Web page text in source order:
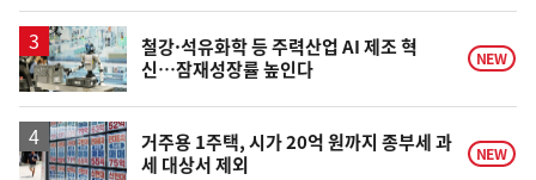
철강·석유화학 등 주력산업 AI 제조 혁
신…잠재성장률 높인다
NEW
거주용 1주택, 시가 20억 원까지 종부세 과
세 대상서 제외
NEW